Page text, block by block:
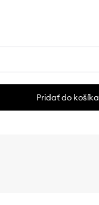
Pridať do košíka